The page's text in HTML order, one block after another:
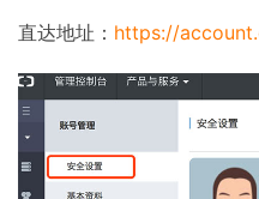
直达地址： https://